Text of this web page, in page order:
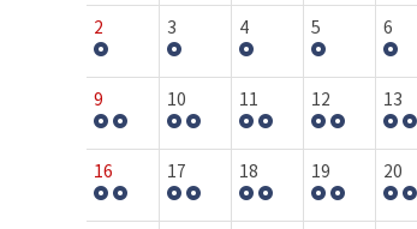
2 3 4 5 6
9 10 11 12 13
16 17 18 19 20